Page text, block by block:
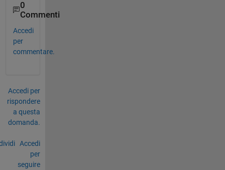
0
Commenti
Accedi
per
commentare.
Accedi per
rispondere
a questa
domanda.
Accedi
per
seguire